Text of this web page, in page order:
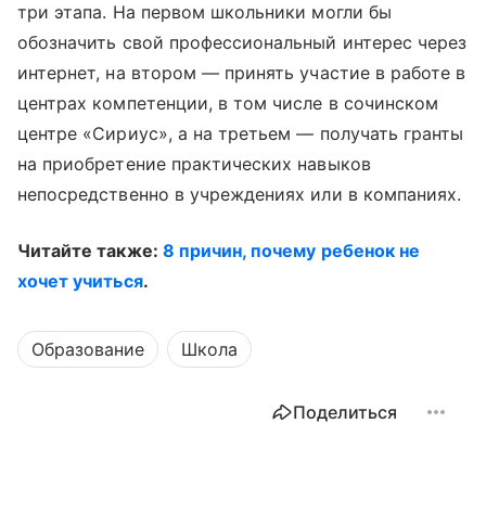
три этапа. На первом школьники могли бы
обозначить свой профессиональный интерес через
интернет, на втором — принять участие в работе в
центрах компетенции, в том числе в сочинском
центре «Сириус», а на третьем — получать гранты
на приобретение практических навыков
непосредственно в учреждениях или в компаниях.
Читайте также: 8 причин, почему ребенок не
хочет учиться.
Образование Школа
Поделиться